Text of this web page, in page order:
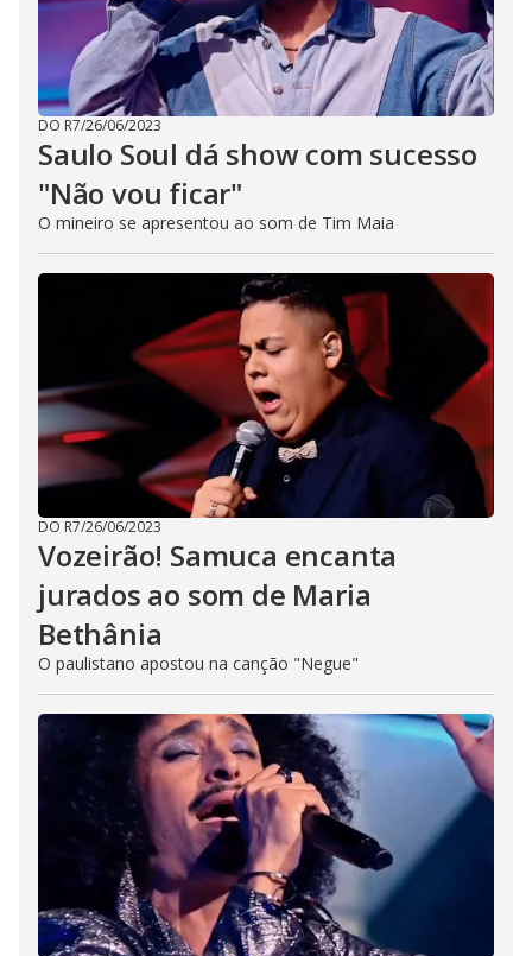
DO R7/26/06/2023
Saulo Soul dá show com sucesso
"Não vou ficar"
O mineiro se apresentou ao som de Tim Maia
DO R7/26/06/2023
Vozeirão! Samuca encanta
jurados ao som de Maria
Bethânia
O paulistano apostou na canção "Negue"